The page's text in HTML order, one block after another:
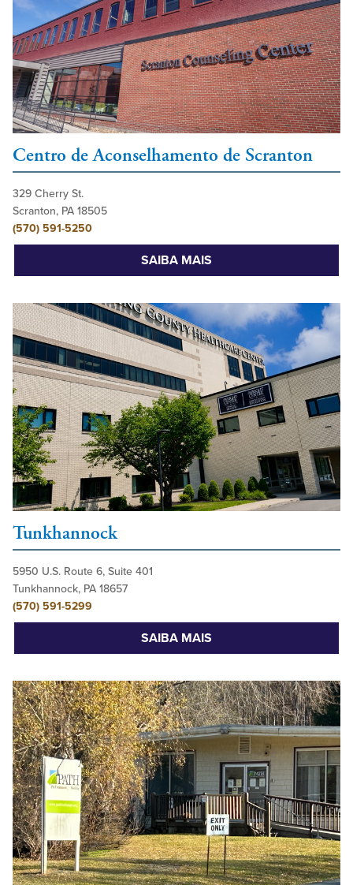
Centro de Aconselhamento de Scranton
329 Cherry St.
Scranton, PA 18505
(570) 591-5250
SAIBA MAIS
Tunkhannock
5950 U.S. Route 6, Suite 401
Tunkhannock, PA 18657
(570) 591-5299
SAIBA MAIS